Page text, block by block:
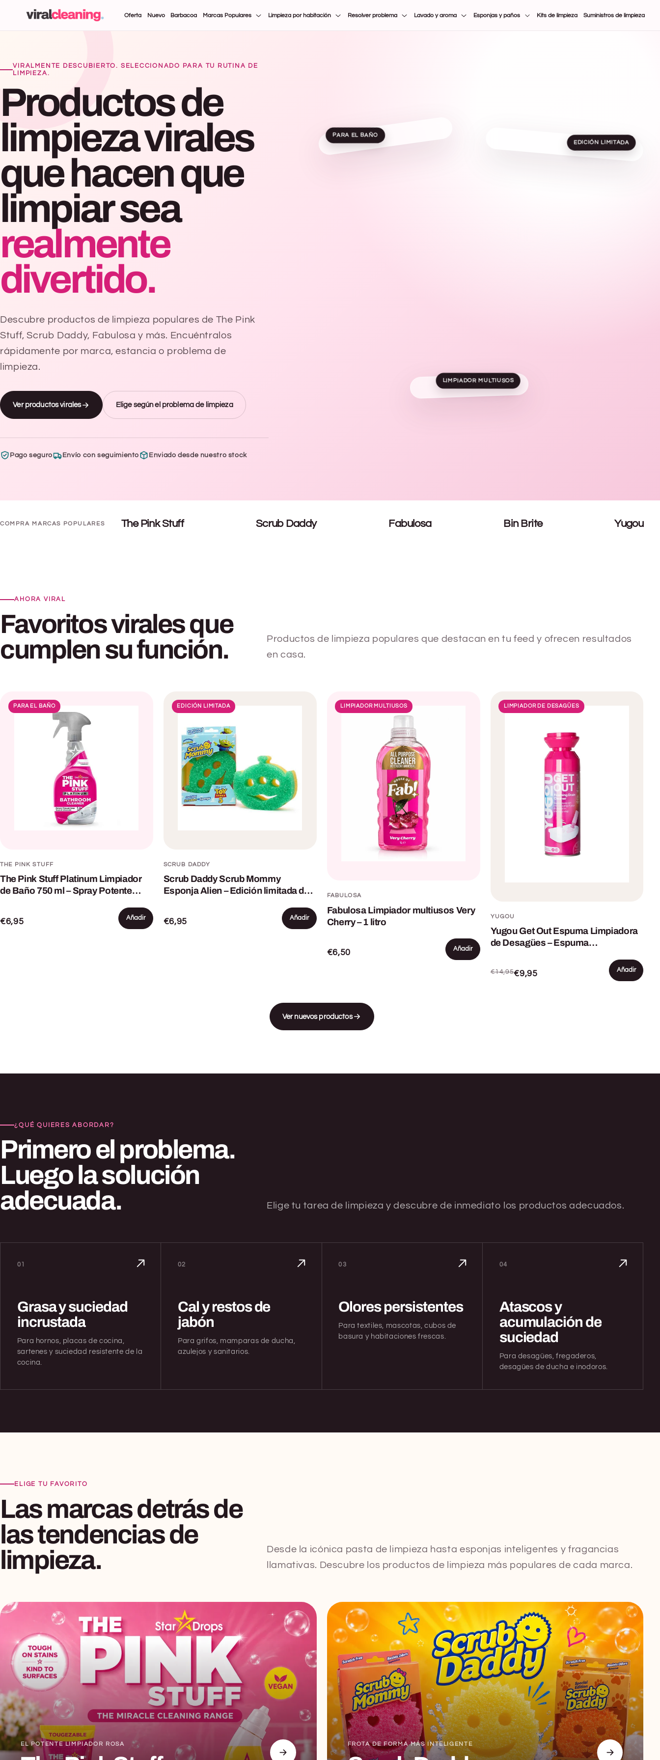
Directo al
contenido
Oferta Nuevo Barbacoa Marcas Populares Limpieza por habitación Resolver problema Lavado y aroma Esponjas y paños Kits de limpieza Suministros de limpieza
VIRALMENTE DESCUBIERTO. SELECCIONADO PARA TU RUTINA DE
LIMPIEZA.
Productosde
limpiezavirales
que hacenque
limpiarsea
realmente
divertido.
Descubre productos de limpieza populares de The Pink
Stuff, Scrub Daddy, Fabulosa y más. Encuéntralos
rápidamente por marca, estancia o problema de
limpieza.
Ver productos virales Elige según el problema de limpieza
Pago seguro Envío con seguimiento Enviado desde nuestro stock
PARA EL BAÑO
EDICIÓN LIMITADA
LIMPIADOR MULTIUSOS
COMPRA MARCAS POPULARES The Pink Stuff Scrub Daddy Fabulosa Bin Brite Yugou
AHORA VIRAL
Favoritos virales que
cumplen su función.
Productos de limpieza populares que destacan en tu feed y ofrecen resultados
en casa.
PARA EL BAÑO
THE PINK STUFF
The Pink Stuff Platinum Limpiador
de Baño 750 ml – Spray Potente
€6,95 Añadir
EDICIÓN LIMITADA
SCRUB DADDY
Scrub Daddy Scrub Mommy
Esponja Alien – Edición limitada de
€6,95 Añadir
LIMPIADOR MULTIUSOS
FABULOSA
Fabulosa Limpiador multiusos Very
Cherry – 1 litro
€6,50 Añadir
LIMPIADOR DE DESAGÜES
YUGOU
Yugou Get Out Espuma Limpiadora
de Desagües – Espuma
para Fregadero, Ducha y Bañera –
Elimina Pelo, Grasa y Atascos
€14,95€9,95 Añadir
Ver nuevos productos
¿QUÉ QUIERES ABORDAR?
Primero el problema.
Luego la solución
adecuada.
Elige tu tarea de limpieza y descubre de inmediato los productos adecuados.
01
Grasa y suciedad
incrustada
Para hornos, placas de cocina,
sartenes y suciedad resistente de la
cocina.
02
Cal y restos de
jabón
Para grifos, mamparas de ducha,
azulejos y sanitarios.
03
Olores persistentes
Para textiles, mascotas, cubos de
basura y habitaciones frescas.
04
Atascos y
acumulación de
suciedad
Para desagües, fregaderos,
desagües de ducha e inodoros.
ELIGE TU FAVORITO
Las marcas detrás de
las tendencias de
limpieza.
Desde la icónica pasta de limpieza hasta esponjas inteligentes y fragancias
llamativas. Descubre los productos de limpieza más populares de cada marca.
EL POTENTE LIMPIADOR ROSA FROTA DE FORMA MÁS INTELIGENTE